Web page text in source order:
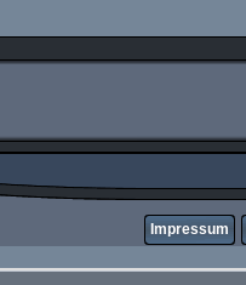
Impressum